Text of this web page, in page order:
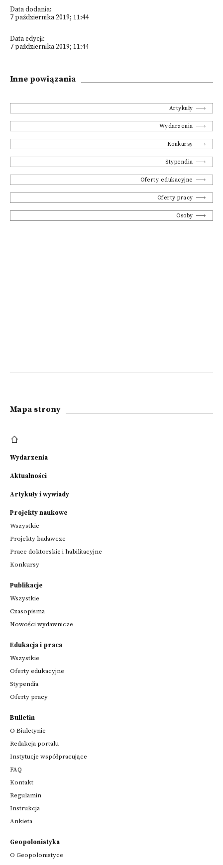
Data dodania:
7 października 2019; 11:44
Data edycji:
7 października 2019; 11:44
Inne powiązania
Artykuły
Wydarzenia
Konkursy
Stypendia
Oferty edukacyjne
Oferty pracy
Osoby
Mapa strony
Wydarzenia
Aktualności
Artykuły i wywiady
Projekty naukowe
Wszystkie
Projekty badawcze
Prace doktorskie i habilitacyjne
Konkursy
Publikacje
Wszystkie
Czasopisma
Nowości wydawnicze
Edukacja i praca
Wszystkie
Oferty edukacyjne
Stypendia
Oferty pracy
Bulletin
O Biuletynie
Redakcja portalu
Instytucje współpracujące
FAQ
Kontakt
Regulamin
Instrukcja
Ankieta
Geopolonistyka
O Geopolonistyce